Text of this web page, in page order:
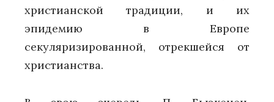
христианской традиции, и их
эпидемию в Европе
секуляризированной, отрекшейся от
христианства.